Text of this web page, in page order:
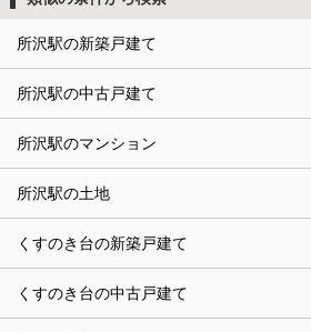
所沢駅の新築戸建て
所沢駅の中古戸建て
所沢駅のマンション
所沢駅の土地
くすのき台の新築戸建て
くすのき台の中古戸建て